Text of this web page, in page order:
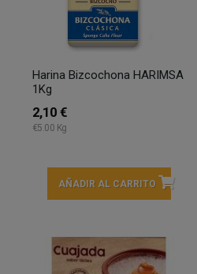
Harina Bizcochona HARIMSA
1Kg
2,10 €
€5.00 Kg
AÑADIR AL CARRITO